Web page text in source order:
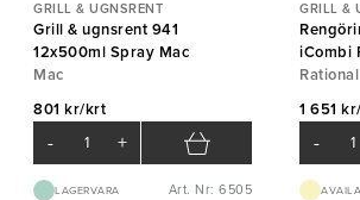
GRILL & UGNSRENT
Grill & ugnsrent 941
12x500ml Spray Mac
Mac
801 kr/krt
- +
LAGERVARA Art. Nr: 6505
GRILL &
iCombi
150st
Rational
1 651
-